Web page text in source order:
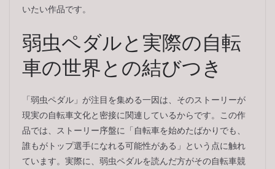
いたい作品です。
弱虫ペダルと実際の自転
車の世界との結びつき
「弱虫ペダル」が注目を集める一因は、そのストーリーが
現実の自転車文化と密接に関連しているからです。この作
品では、ストーリー序盤に「自転車を始めたばかりでも、
誰もがトップ選手になれる可能性がある」という点に触れ
ています。実際に、弱虫ペダルを読んだ方がその自転車競